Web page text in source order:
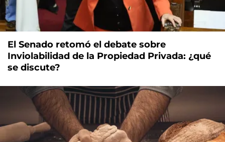
El Senado retomó el debate sobre
Inviolabilidad de la Propiedad Privada: ¿qué
se discute?